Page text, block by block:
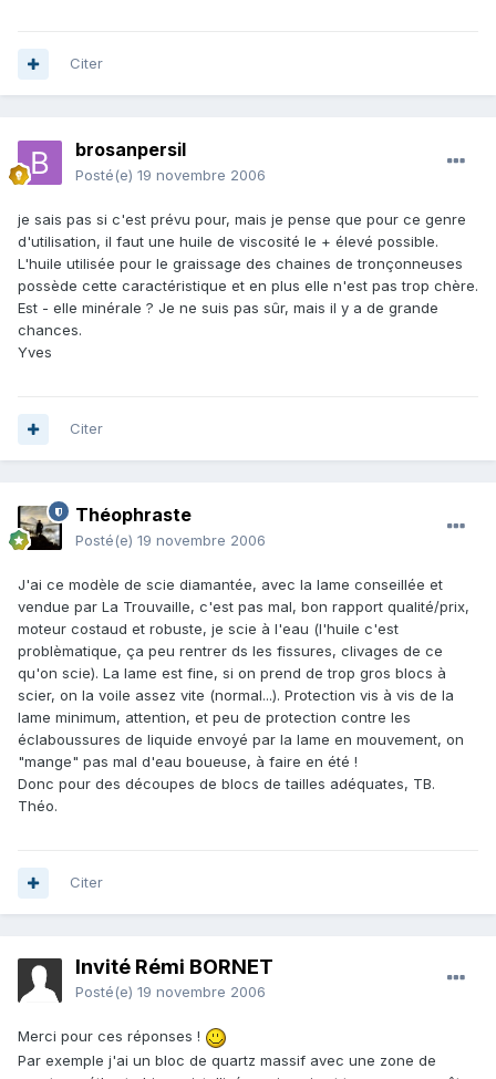
Citer
brosanpersil
Posté(e) 19 novembre 2006
je sais pas si c'est prévu pour, mais je pense que pour ce genre
d'utilisation, il faut une huile de viscosité le + élevé possible.
L'huile utilisée pour le graissage des chaines de tronçonneuses
possède cette caractéristique et en plus elle n'est pas trop chère.
Est - elle minérale ? Je ne suis pas sûr, mais il y a de grande
chances.
Yves
Citer
Théophraste
Posté(e) 19 novembre 2006
J'ai ce modèle de scie diamantée, avec la lame conseillée et
vendue par La Trouvaille, c'est pas mal, bon rapport qualité/prix,
moteur costaud et robuste, je scie à l'eau (l'huile c'est
problèmatique, ça peu rentrer ds les fissures, clivages de ce
qu'on scie). La lame est fine, si on prend de trop gros blocs à
scier, on la voile assez vite (normal...). Protection vis à vis de la
lame minimum, attention, et peu de protection contre les
éclaboussures de liquide envoyé par la lame en mouvement, on
"mange" pas mal d'eau boueuse, à faire en été !
Donc pour des découpes de blocs de tailles adéquates, TB.
Théo.
Citer
Invité Rémi BORNET
Posté(e) 19 novembre 2006
Merci pour ces réponses !
Par exemple j'ai un bloc de quartz massif avec une zone de